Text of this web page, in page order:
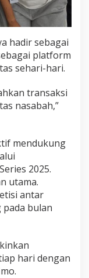
hadir sebagai
platform
sehari-hari.
transaksi
nasabah,”
mendukung
2025.
utama.
antar
bulan
hari dengan